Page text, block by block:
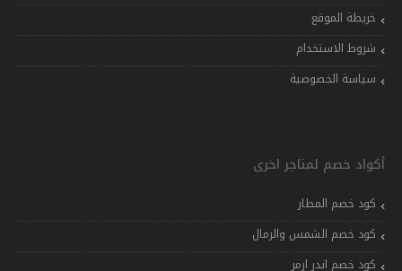
خريطة الموقع
شروط الاستخدام
سياسة الخصوصية
أكواد خصم لمتاجر اخرى
كود خصم المطار
كود خصم الشمس والرمال
كود خصم اندر ارمر